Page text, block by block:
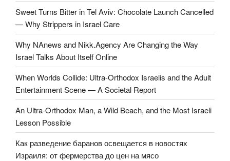
Sweet Turns Bitter in Tel Aviv: Chocolate Launch Cancelled
— Why Strippers in Israel Care
Why NAnews and Nikk.Agency Are Changing the Way
Israel Talks About Itself Online
When Worlds Collide: Ultra-Orthodox Israelis and the Adult
Entertainment Scene — A Societal Report
An Ultra-Orthodox Man, a Wild Beach, and the Most Israeli
Lesson Possible
Как разведение баранов освещается в новостях
Израиля: от фермерства до цен на мясо